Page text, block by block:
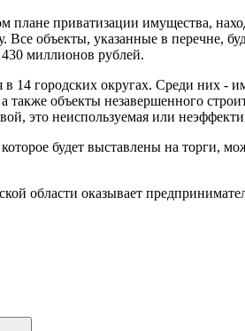
приватизации имущества,
Все объекты, указанные в перечне,
миллионов рублей.
14 городских округах. Среди них -
также объекты незавершенного
это неиспользуемая или
которое будет выставлены на торги,
области оказывает